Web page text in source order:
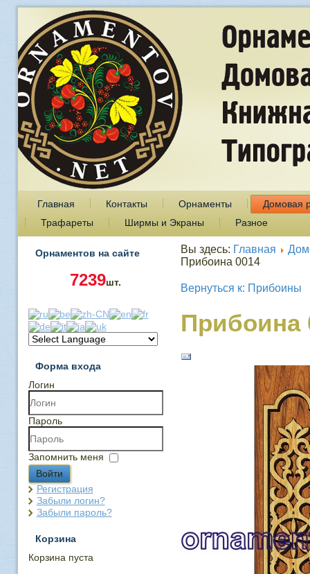
Главная Контакты Орнаменты
Домовая
Трафареты
Ширмы и Экраны Разное
Орнаментов на сайте
7239шт.
Форма входа
Логин
Пароль
Запомнить меня
Войти
Регистрация
Забыли логин?
Забыли пароль?
Корзина
Корзина пуста
Вы здесь: Главная
Прибоина 0014
Вернуться к: Прибоины
Прибоина